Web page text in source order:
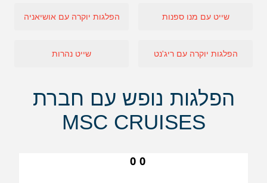
שייט עם מנו ספנות הפלגות יוקרה עם אושיאניה
הפלגות יוקרה עם ריג'נט שייט נהרות
הפלגות נופש עם חברת
MSC CRUISES
0
0